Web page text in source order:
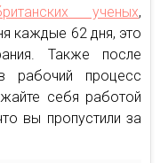
ученых,
каждые 62 дня, это
Также после
рабочий процесс
себя работой
вы пропустили за